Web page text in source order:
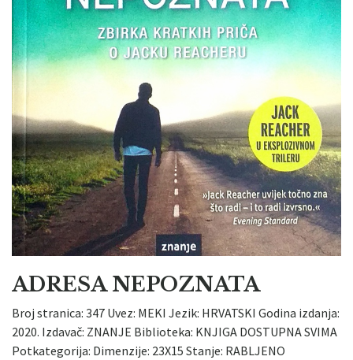
ADRESA NEPOZNATA
Broj stranica: 347 Uvez: MEKI Jezik: HRVATSKI Godina izdanja:
2020. Izdavač: ZNANJE Biblioteka: KNJIGA DOSTUPNA SVIMA
Potkategorija: Dimenzije: 23X15 Stanje: RABLJENO